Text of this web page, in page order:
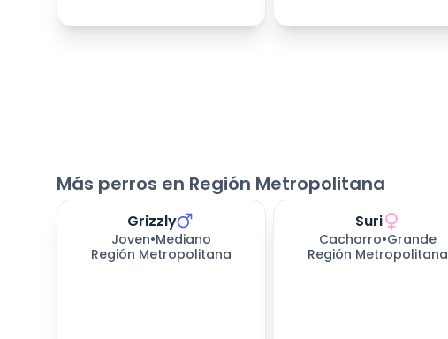
Más perros en Región Metropolitana
Grizzly
Joven•Mediano
Región Metropolitana
Suri
Cachorro•Grande
Región Metropolitana